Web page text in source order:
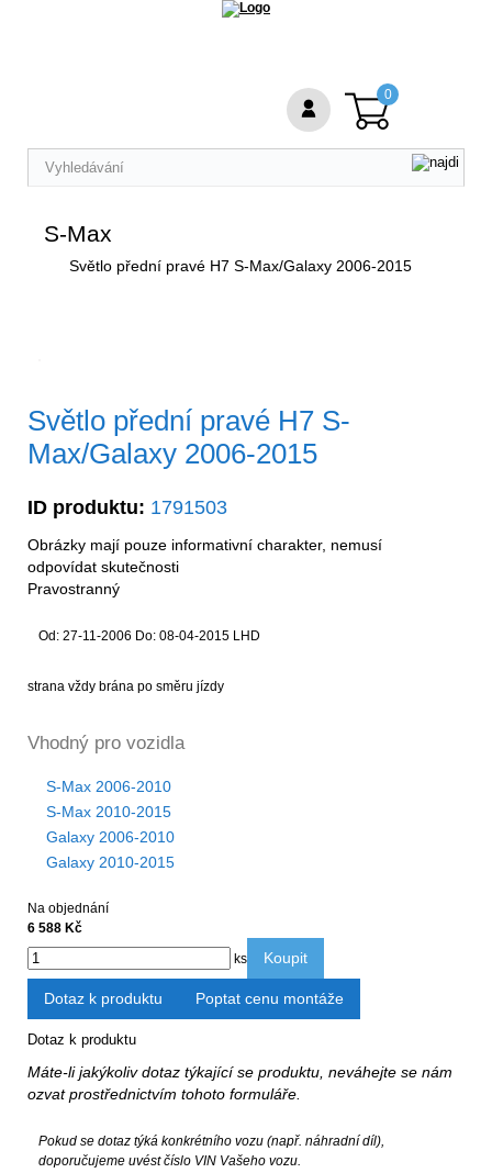
S-Max
Světlo přední pravé H7 S-Max/Galaxy 2006-2015
Světlo přední pravé H7 S-
Max/Galaxy 2006-2015
ID produktu: 1791503
Obrázky mají pouze informativní charakter, nemusí
odpovídat skutečnosti
Pravostranný
Od: 27-11-2006 Do: 08-04-2015 LHD
strana vždy brána po směru jízdy
Vhodný pro vozidla
S-Max 2006-2010
S-Max 2010-2015
Galaxy 2006-2010
Galaxy 2010-2015
Na objednání
6 588 Kč
ks
Koupit
Dotaz k produktu Poptat cenu montáže
Dotaz k produktu
Máte-li jakýkoliv dotaz týkající se produktu, neváhejte se nám
ozvat prostřednictvím tohoto formuláře.
Pokud se dotaz týká konkrétního vozu (např. náhradní díl),
doporučujeme uvést číslo VIN Vašeho vozu.
0